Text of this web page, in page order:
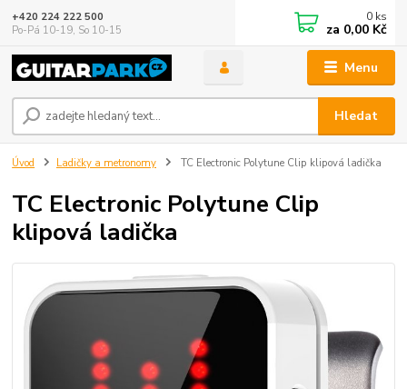
Menu
Hledat
+420 224 222 500
Po-Pá 10-19, So 10-15
0 ks
za 0,00 Kč
Úvod Ladičky a metronomy TC Electronic Polytune Clip klipová ladička
TC Electronic Polytune Clip
klipová ladička